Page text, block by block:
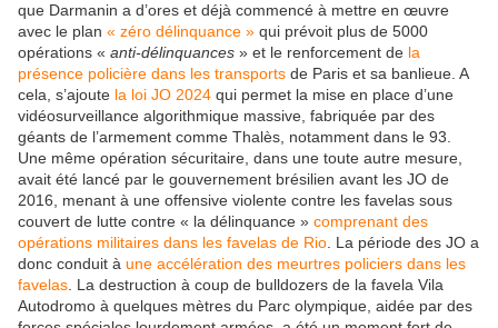
que Darmanin a d’ores et déjà commencé à mettre en œuvre
avec le plan « zéro délinquance » qui prévoit plus de 5000
opérations « anti-délinquances » et le renforcement de la
présence policière dans les transports de Paris et sa banlieue. A
cela, s’ajoute la loi JO 2024 qui permet la mise en place d’une
vidéosurveillance algorithmique massive, fabriquée par des
géants de l’armement comme Thalès, notamment dans le 93.
Une même opération sécuritaire, dans une toute autre mesure,
avait été lancé par le gouvernement brésilien avant les JO de
2016, menant à une offensive violente contre les favelas sous
couvert de lutte contre « la délinquance » comprenant des
opérations militaires dans les favelas de Rio . La période des JO a
donc conduit à une accélération des meurtres policiers dans les
favelas . La destruction à coup de bulldozers de la favela Vila
Autodromo à quelques mètres du Parc olympique, aidée par des